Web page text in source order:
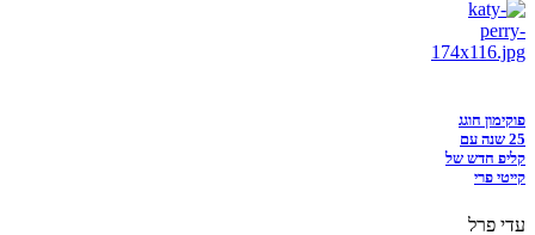
פוקימון חוגג
25 שנה עם
קליפ חדש של
קייטי פרי
עדי פרל